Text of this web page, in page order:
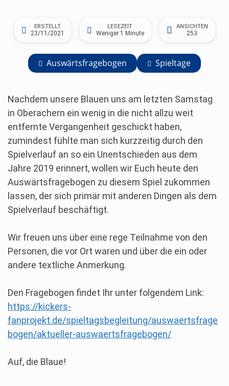
ERSTELLT
23/11/2021
LESEZEIT
Weniger 1 Minute
ANSICHTEN
253
Auswärtsfragebogen Spieltage
Nachdem unsere Blauen uns am letzten Samstag
in Oberachern ein wenig in die nicht allzu weit
entfernte Vergangenheit geschickt haben,
zumindest fühlte man sich kurzzeitig durch den
Spielverlauf an so ein Unentschieden aus dem
Jahre 2019 erinnert, wollen wir Euch heute den
Auswärtsfragebogen zu diesem Spiel zukommen
lassen, der sich primär mit anderen Dingen als dem
Spielverlauf beschäftigt.
Wir freuen uns über eine rege Teilnahme von den
Personen, die vor Ort waren und über die ein oder
andere textliche Anmerkung.
Den Fragebogen findet Ihr unter folgendem Link:
https://kickers-
fanprojekt.de/spieltagsbegleitung/auswaertsfrage
bogen/aktueller-auswaertsfragebogen/
Auf, die Blaue!